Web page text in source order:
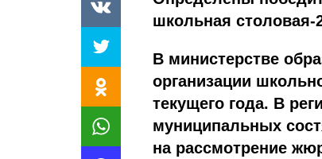
школьная столовая-
В министерстве
организации
текущего года. В
муниципальных
на рассмотрение